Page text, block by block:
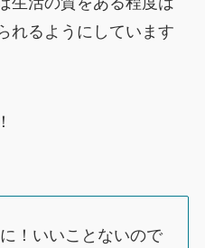
れるようにしています
！いいことないので